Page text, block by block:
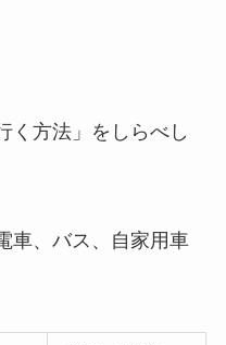
く方法」をしらべし
車、バス、自家用車